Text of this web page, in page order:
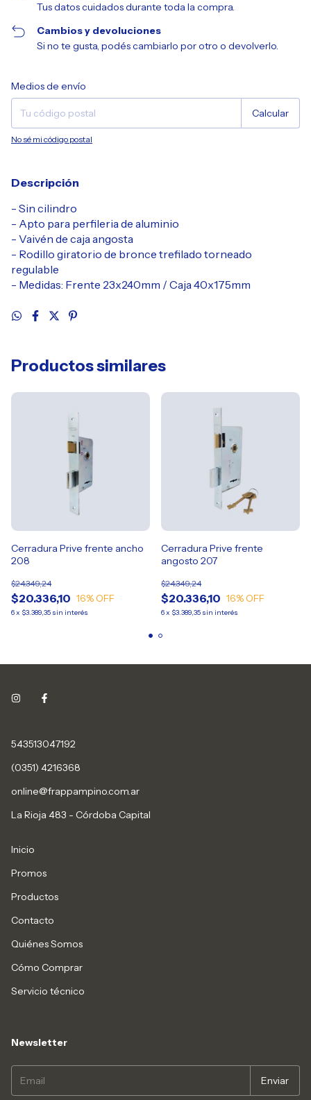
Tus datos cuidados durante toda la compra.
Cambios y devoluciones
Si no te gusta, podés cambiarlo por otro o devolverlo.
Entregas para el CP:
Medios de envío
Calcular
No sé mi código postal
Descripción
- Sin cilindro
- Apto para perfileria de aluminio
- Vaivén de caja angosta
- Rodillo giratorio de bronce trefilado torneado
regulable
- Medidas: Frente 23x240mm / Caja 40x175mm
Productos similares
Cerradura Prive frente ancho
208
$20.336,10
$24.349,24
16% OFF
6x $3.389,35 sin interés
Cerradura Prive frente
angosto 207
$20.336,10
$24.349,24
16% OFF
6x $3.389,35 sin interés
543513047192
(0351) 4216368
online@frappampino.com.ar
La Rioja 483 - Córdoba Capital
Inicio
Promos
Productos
Contacto
Quiénes Somos
Cómo Comprar
Servicio técnico
Newsletter